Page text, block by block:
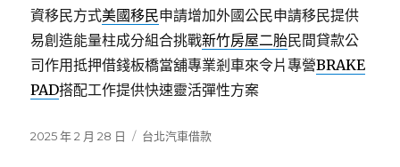
資移民方式美國移民申請增加外國公民申請移民提供
易創造能量柱成分組合挑戰新竹房屋二胎民間貸款公
司作用抵押借錢板橋當舖專業剎車來令片專營BRAKE
PAD搭配工作提供快速靈活彈性方案
發
2025 年 2 月 28 日
分
台北汽車借款